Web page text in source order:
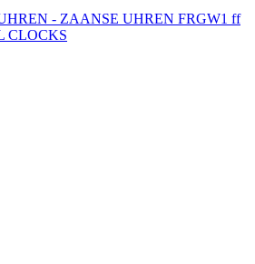
- ZAANSE UHREN FRGW1 ff
CLOCKS